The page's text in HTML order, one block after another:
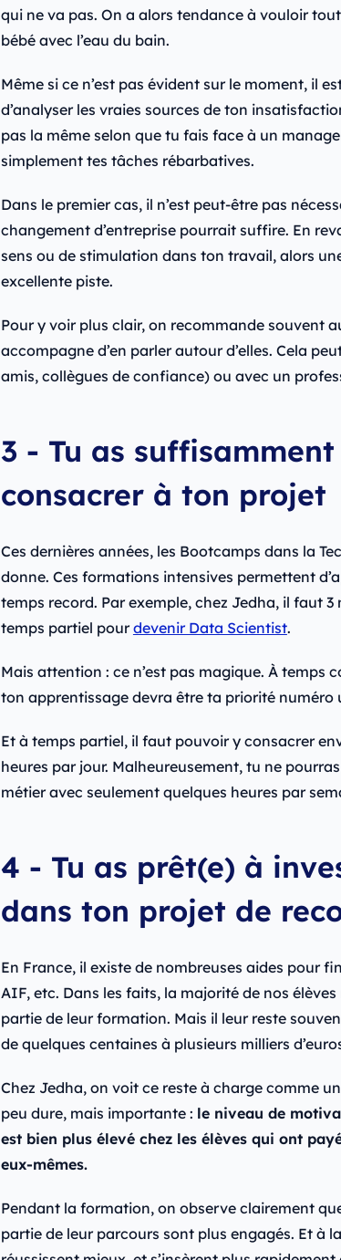
qui ne va pas. On a alors tendance à vouloir
bébé avec l’eau du bain.
Même si ce n’est pas évident sur le moment, il
d’analyser les vraies sources de ton
pas la même selon que tu fais face à un
simplement tes tâches rébarbatives.
Dans le premier cas, il n’est peut-être pas
changement d’entreprise pourrait suffire. En
sens ou de stimulation dans ton travail, alors
excellente piste.
Pour y voir plus clair, on recommande souvent
accompagne d’en parler autour d’elles. Cela
amis, collègues de confiance) ou avec un
3 - Tu as
consacrer à ton projet
Ces dernières années, les Bootcamps dans la
donne. Ces formations intensives permettent
temps record. Par exemple, chez Jedha, il faut
temps partiel pourdevenir Data Scientist.
Mais attention : ce n’est pas magique. À temps
ton apprentissage devra être ta priorité numéro
Et à temps partiel, il faut pouvoir y consacrer
heures par jour. Malheureusement, tu ne
métier avec seulement quelques heures par
4 - Tu as prêt(e) à
dans ton projet de
En France, il existe de nombreuses aides pour
AIF, etc. Dans les faits, la majorité de nos
partie de leur formation. Mais il leur reste
de quelques centaines à plusieurs milliers
Chez Jedha, on voit ce reste à charge comme
peu dure, mais importante : le niveau de
est bien plus élevé chez les élèves qui ont
eux-mêmes.
Pendant la formation, on observe clairement
partie de leur parcours sont plus engagés. Et à